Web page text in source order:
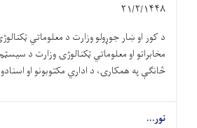
۲۱/۲/۱۴۴۸
د کور او ښار جوړولو وزارت د معلوماتي
مخابراتو او معلوماتي ټکنالوژۍ وزارت د
څانګې په همکارۍ، د اداري مکتوبونو او
نور...